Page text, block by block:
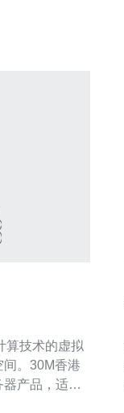
。30M香港
产品，适用